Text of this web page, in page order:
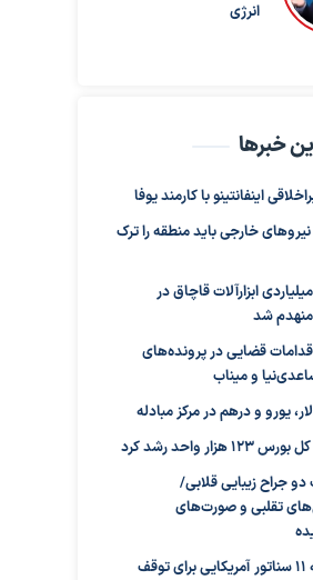
انرژی
خبرها
اینفانتینو با کارمند یوفا
خارجی باید منطقه را ترک
انبار ۳۰ میلیاردی ابزارآلات قاچاق در
منهدم شد
قضایی در پرونده‌های
و میناب
یورو و درهم در مرکز مبادله
هزار واحد رشد کرد
دو جراح زیبایی قلابی/
تقلبی و صورت‌های
قطعنامه ۱۱ سناتور آمریکایی برای توقف